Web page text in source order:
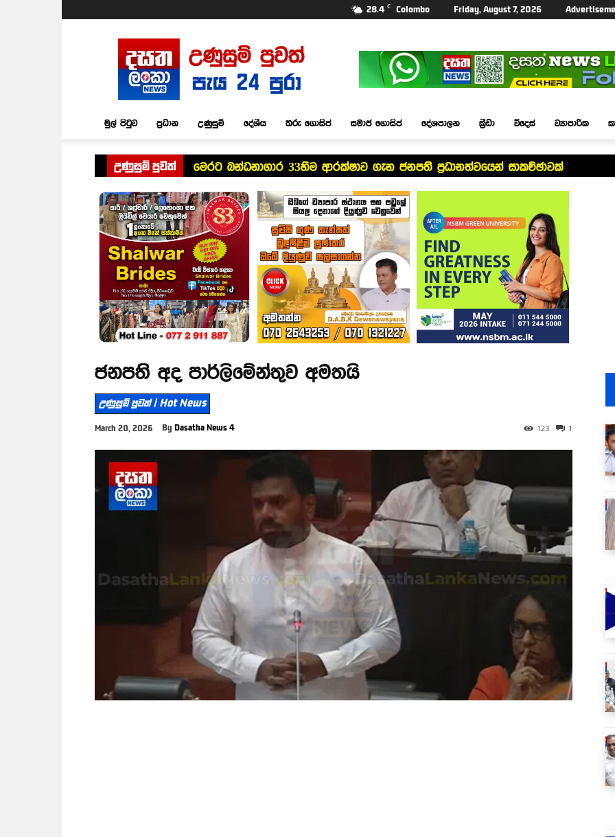
28.4 C Colombo Friday, August 7, 2026
Dasatha
Lanka
News
මුල් පිටුව ප්‍රධාන උණුසුම් දේශීය තරු ගොසිප් සමාජ ගොසිප් දේශපාලන ක්‍රීඩා විදෙස් ව්‍යාපාරික
උණුසුම් පුවත් මෙරට බන්ධනාගාර 33හිම ආරක්ෂාව ගැන ජනපති ප්‍රධානත්වයෙන් සාකච්ඡාවක්
ජනපති අද පාර්ලිමේන්තුව අමතයි
උණුසුම් පුවත් | Hot News
March 20, 2026 By Dasatha News 4 1
123